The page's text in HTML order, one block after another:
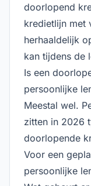
doorlopend
kredietlijn met
herhaaldelijk
kan tijdens de
Is een
persoonlijke
Meestal wel.
zitten in 2026
doorlopende
Voor een
persoonlijke